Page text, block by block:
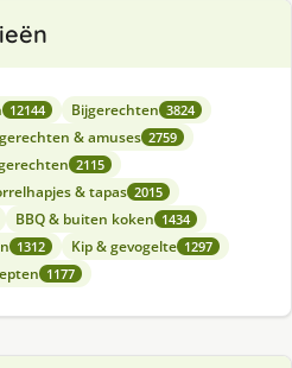
12144 Bijgerechten 3824
& amuses 2759
2115
& tapas 2015
BBQ & buiten koken 1434
1312 Kip & gevogelte 1297
1177